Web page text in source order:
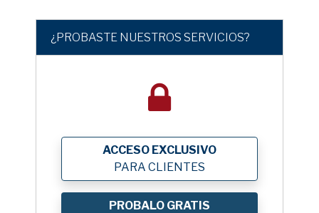
¿PROBASTE NUESTROS SERVICIOS?
ACCESO EXCLUSIVO
PARA CLIENTES
PROBALO GRATIS